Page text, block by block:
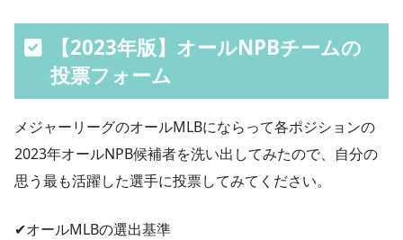
【2023年版】オールNPBチームの
投票フォーム
メジャーリーグのオールMLBにならって各ポジションの
2023年オールNPB候補者を洗い出してみたので、自分の
思う最も活躍した選手に投票してみてください。
✔︎オールMLBの選出基準